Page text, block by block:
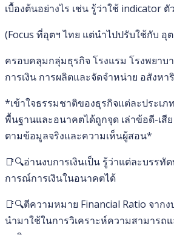
เบื้องต้นอย่างไร เช่น รู้ว่าใช้ indicator
(Focus ที่อุตฯ ไทย แต่นำไปปรับใช้กับ อุ
ครอบคลุมกลุ่มธุรกิจ โรงแรม โรงพยาบ
การเงิน การผลิตและจัดจำหน่าย อสังห
*เข้าใจธรรมชาติของธุรกิจแต่ละประเภ
พื้นฐานและอนาคตได้ถูกจุด เล่าข้อดี-เสี
ตามข้อมูลจริงและความเห็นผู้สอน*
📑🔍อ่านงบการเงินเป็น รู้ว่าแต่ละบรรทั
การณ์การเงินในอนาคตได้
📑🔍ตีความหมาย Financial Ratio จาก
นำมาใช้ในการวิเคราะห์ความสามารถ